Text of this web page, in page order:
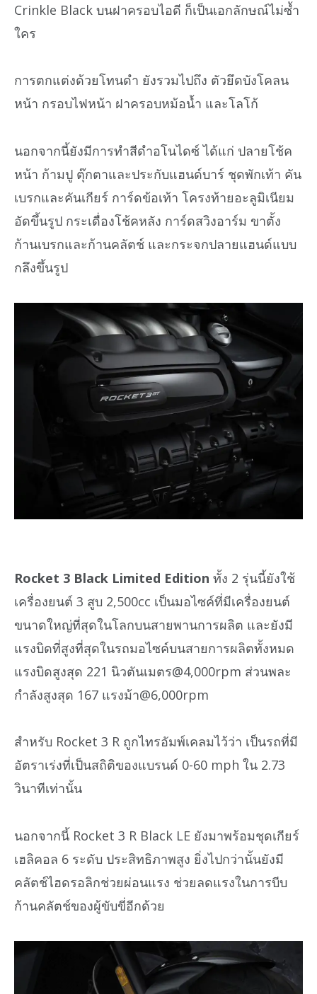
Crinkle Black บนฝาครอบไอดี ก็เป็นเอกลักษณ์ไม่ซ้ำ
ใคร
การตกแต่งด้วยโทนดำ ยังรวมไปถึง ตัวยึดบังโคลน
หน้า กรอบไฟหน้า ฝาครอบหม้อน้ำ และโลโก้
นอกจากนี้ยังมีการทำสีดำอโนไดซ์ ได้แก่ ปลายโช้ค
หน้า ก้ามปู ตุ๊กตาและประกับแฮนด์บาร์ ชุดพักเท้า คัน
เบรกและคันเกียร์ การ์ดข้อเท้า โครงท้ายอะลูมิเนียม
อัดขึ้นรูป กระเดื่องโช้คหลัง การ์ดสวิงอาร์ม ขาตั้ง
ก้านเบรกและก้านคลัตช์ และกระจกปลายแฮนด์แบบ
กลึงขึ้นรูป
Rocket 3 Black Limited Edition ทั้ง 2 รุ่นนี้ยังใช้
เครื่องยนต์ 3 สูบ 2,500cc เป็นมอไซค์ที่มีเครื่องยนต์
ขนาดใหญ่ที่สุดในโลกบนสายพานการผลิต และยังมี
แรงบิดที่สูงที่สุดในรถมอไซค์บนสายการผลิตทั้งหมด
แรงบิดสูงสุด 221 นิวตันเมตร@4,000rpm ส่วนพละ
กำลังสูงสุด 167 แรงม้า@6,000rpm
สำหรับ Rocket 3 R ถูกไทรอัมพ์เคลมไว้ว่า เป็นรถที่มี
อัตราเร่งที่เป็นสถิติของแบรนด์ 0-60 mph ใน 2.73
วินาทีเท่านั้น
นอกจากนี้ Rocket 3 R Black LE ยังมาพร้อมชุดเกียร์
เฮลิคอล 6 ระดับ ประสิทธิภาพสูง ยิ่งไปกว่านั้นยังมี
คลัตช์ไฮดรอลิกช่วยผ่อนแรง ช่วยลดแรงในการบีบ
ก้านคลัตช์ของผู้ขับขี่อีกด้วย